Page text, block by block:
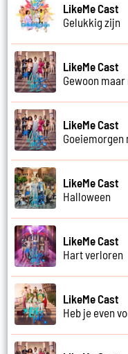
LikeMe Cast
Gelukkig zijn
LikeMe Cast
Gewoon
LikeMe Cast
Goeiemorgen
LikeMe Cast
Halloween
LikeMe Cast
Hart verloren
LikeMe Cast
Heb je even